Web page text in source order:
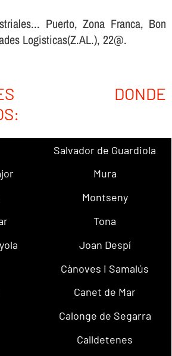
Puerto, Zona Franca, Bon
Logisticas(Z.AL.), 22@.
DONDE
Salvador de Guardiola
Mura
Montseny
Tona
Joan Despí
Cànoves i Samalús
Canet de Mar
Calonge de Segarra
Calldetenes